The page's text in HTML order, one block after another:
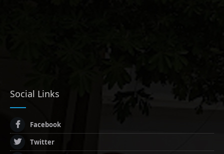
Social Links
Facebook
Twitter